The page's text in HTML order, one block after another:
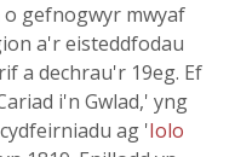
o gefnogwyr mwyaf
a'r eisteddfodau
a dechrau'r 19eg. Ef
i'n Gwlad,' yng
ag 'Iolo